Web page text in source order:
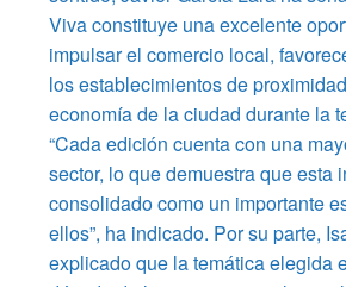
Viva constituye una excelente
impulsar el comercio local,
los establecimientos de
economía de la ciudad durante la
“Cada edición cuenta con una
sector, lo que demuestra que esta
consolidado como un importante
ellos”, ha indicado. Por su parte,
explicado que la temática elegida